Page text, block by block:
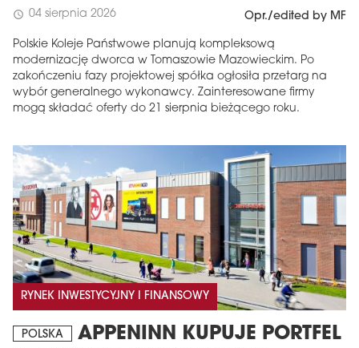
schedule 04 sierpnia 2026 Opr./edited by MF
Polskie Koleje Państwowe planują kompleksową
modernizację dworca w Tomaszowie Mazowieckim. Po
zakończeniu fazy projektowej spółka ogłosiła przetarg na
wybór generalnego wykonawcy. Zainteresowane firmy
mogą składać oferty do 21 sierpnia bieżącego roku.
RYNEK INWESTYCYJNY I FINANSOWY
POLSKA
APPENINN KUPUJE PORTFEL